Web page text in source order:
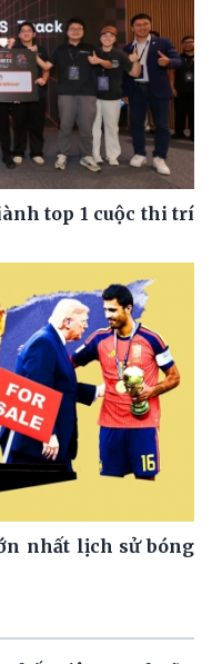
top 1 cuộc thi trí
nhất lịch sử bóng